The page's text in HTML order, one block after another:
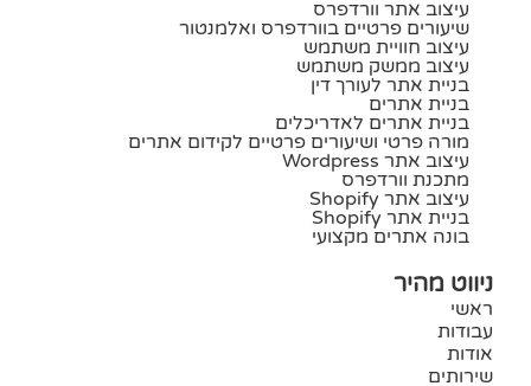
עיצוב אתר וורדפרס
שיעורים פרטיים בוורדפרס ואלמנטור
עיצוב חוויית משתמש
עיצוב ממשק משתמש
בניית אתר לעורך דין
בניית אתרים
בניית אתרים לאדריכלים
מורה פרטי ושיעורים פרטיים לקידום אתרים
עיצוב אתר Wordpress
מתכנת וורדפרס
עיצוב אתר Shopify
בניית אתר Shopify
בונה אתרים מקצועי
ניווט מהיר
ראשי
עבודות
אודות
שירותים